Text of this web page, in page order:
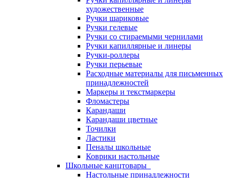
художественные
Ручки шариковые
Ручки гелевые
Ручки со стираемыми чернилами
Ручки капиллярные и линеры
Ручки-роллеры
Ручки перьевые
Расходные материалы для письменных
принадлежностей
Маркеры и текстмаркеры
Фломастеры
Карандаши
Карандаши цветные
Точилки
Ластики
Пеналы школьные
Коврики настольные
Школьные канцтовары
Настольные принадлежности